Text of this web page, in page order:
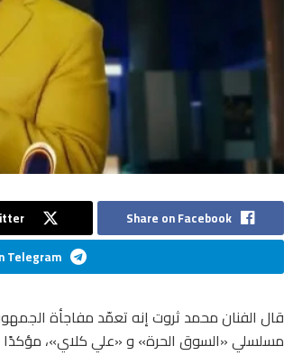
Share on Facebook
Telegram
قال الفنان محمد ثروت إنه تعمّد مفاجأة
مسلسلي «السوق الحرة» و «علي كلاي»، مؤكدًا